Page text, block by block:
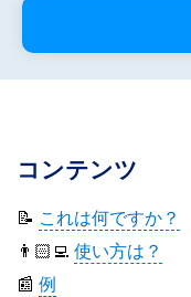
コンテンツ
📝 これは何ですか？
👨🏻‍💻 使い方は？
📰 例